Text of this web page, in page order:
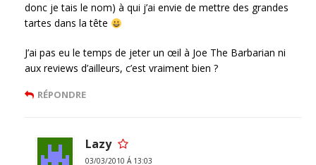
donc je tais le nom) à qui j’ai envie de mettre des grandes
tartes dans la tête
J’ai pas eu le temps de jeter un œil à Joe The Barbarian ni
aux reviews d’ailleurs, c’est vraiment bien ?
RÉPONDRE
Lazy
03/03/2010 Á 13:03